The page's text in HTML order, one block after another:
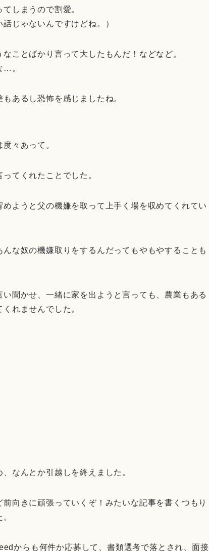
しまうので割愛。
じゃないんですけどね。）
ことばかり言って大したもんだ！などなど。
…。
あるし恐怖を感じましたね。
々あって。
てくれたことでした。
ようと父の機嫌を取って上手く場を収めてくれてい
な奴の機嫌取りをするんだってもやもやすることも
聞かせ、一緒に家を出ようと言っても、農業もある
れませんでした。
なんとか引越しを終えました。
向きに頑張っていくぞ！みたいな記事を書くつもり
からも何件か応募して、書類選考で落とされ、面接